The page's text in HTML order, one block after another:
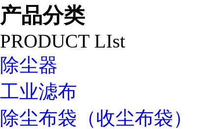
产品分类
PRODUCT LIst
除尘器
工业滤布
除尘布袋（收尘布袋）